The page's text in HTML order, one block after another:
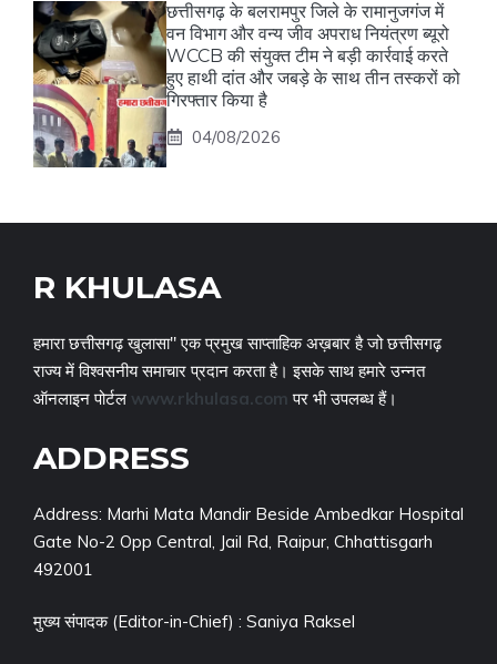
छत्तीसगढ़ के बलरामपुर जिले के रामानुजगंज में
वन विभाग और वन्य जीव अपराध नियंत्रण ब्यूरो
WCCB की संयुक्त टीम ने बड़ी कार्रवाई करते
हुए हाथी दांत और जबड़े के साथ तीन तस्करों को
गिरफ्तार किया है
04/08/2026
R KHULASA
हमारा छत्तीसगढ़ खुलासा" एक प्रमुख साप्ताहिक अख़बार है जो छत्तीसगढ़
राज्य में विश्वसनीय समाचार प्रदान करता है। इसके साथ हमारे उन्नत
ऑनलाइन पोर्टल www.rkhulasa.com पर भी उपलब्ध हैं।
ADDRESS
Address: Marhi Mata Mandir Beside Ambedkar Hospital
Gate No-2 Opp Central, Jail Rd, Raipur, Chhattisgarh
492001
मुख्य संपादक (Editor-in-Chief) : Saniya Raksel